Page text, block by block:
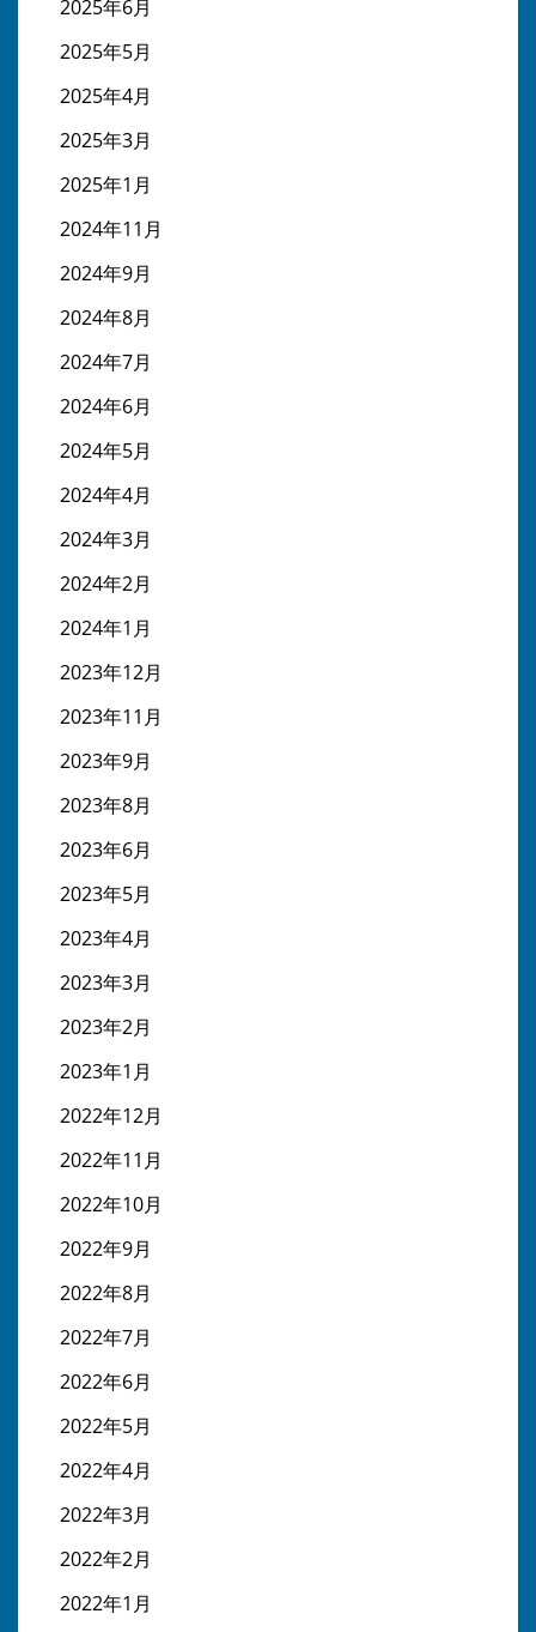
2025年6月
2025年5月
2025年4月
2025年3月
2025年1月
2024年11月
2024年9月
2024年8月
2024年7月
2024年6月
2024年5月
2024年4月
2024年3月
2024年2月
2024年1月
2023年12月
2023年11月
2023年9月
2023年8月
2023年6月
2023年5月
2023年4月
2023年3月
2023年2月
2023年1月
2022年12月
2022年11月
2022年10月
2022年9月
2022年8月
2022年7月
2022年6月
2022年5月
2022年4月
2022年3月
2022年2月
2022年1月